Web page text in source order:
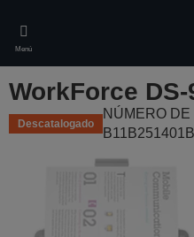
main
content
Menú
WorkForce DS-
Descatalogado
NÚMERO